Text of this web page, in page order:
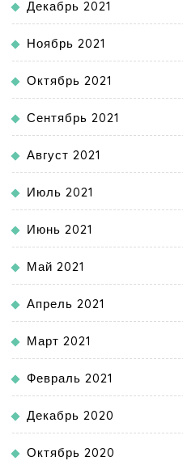
Декабрь 2021
Ноябрь 2021
Октябрь 2021
Сентябрь 2021
Август 2021
Июль 2021
Июнь 2021
Май 2021
Апрель 2021
Март 2021
Февраль 2021
Декабрь 2020
Октябрь 2020